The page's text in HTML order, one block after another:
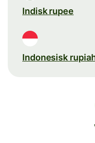
Indisk rupee
Indonesisk